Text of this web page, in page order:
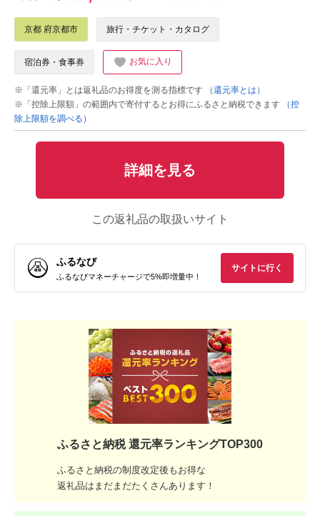
京都 府京都市 旅行・チケット・カタログ
宿泊券・食事券 お気に入り
※「還元率」とは返礼品のお得度を測る指標です
（還元率とは）
※「控除上限額」の範囲内で寄付するとお得にふるさと納税できます
（控
除上限額を調べる）
詳細を見る
この返礼品の取扱いサイト
ふるなび
ふるなびマネーチャージで5%即増量中！
サイトに行く
ふるさと納税 還元率ランキングTOP300
ふるさと納税の制度改定後もお得な
返礼品はまだまだたくさんあります！